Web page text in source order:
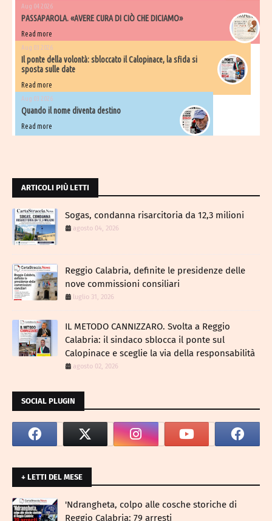
Aug 04 2026
PASSAPAROLA. «AVERE CURA DI CIÒ CHE DICIAMO»
Read more
Aug 03 2026
Il ponte della volontà: sbloccato il Calopinace, la sfida si
sposta sulle date
Read more
Aug 03 2026
Quando il nome diventa destino
Read more
ARTICOLI PIÙ LETTI
Sogas, condanna risarcitoria da 12,3 milioni
agosto 04, 2026
Reggio Calabria, definite le presidenze delle
nove commissioni consiliari
luglio 31, 2026
IL METODO CANNIZZARO​. Svolta a Reggio
Calabria: il sindaco sblocca il ponte sul
Calopinace e sceglie la via della responsabilità
agosto 02, 2026
SOCIAL PLUGIN
+ LETTI DEL MESE
​'Ndrangheta, colpo alle cosche storiche di
Reggio Calabria: 79 arresti